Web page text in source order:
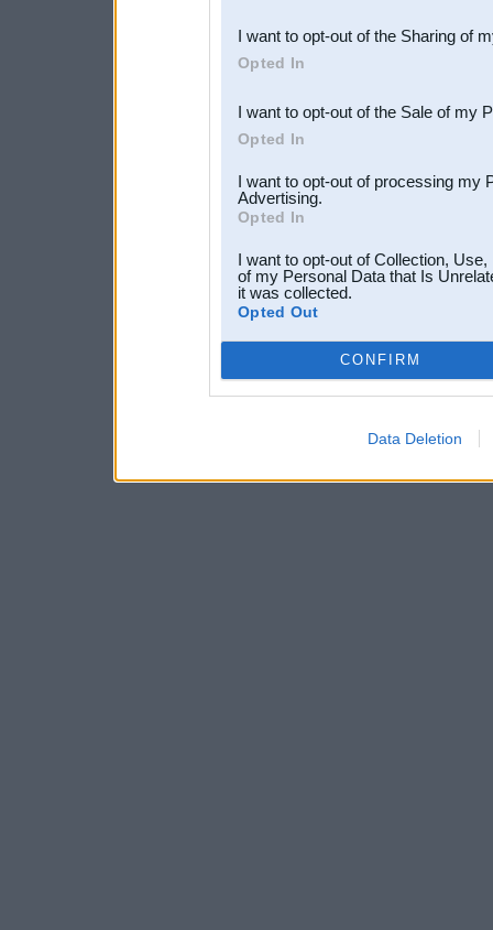
Downstream Participants
third parties.
I want to opt-out of the Sharing of
Opted In
I want to opt-out of the Sale of my
Opted In
I want to opt-out of processing my
Advertising.
Opted In
I want to opt-out of Collection,
of my Personal Data that Is
it was collected.
Opted Out
CONFIRM
Data Deletion